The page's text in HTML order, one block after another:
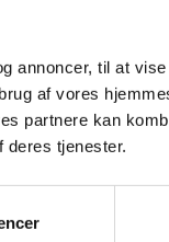
annoncer, til at
af vores
partnere kan
deres tjenester.